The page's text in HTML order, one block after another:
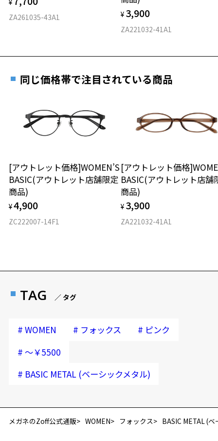
D 仕上がりの横幅：約131mm
フォックス
フロント素材：ステンレス
力測定をおすすめいたします。
安心3 かかり具合調整無料
す。
もっと見る
度数を測定のうえ、度付きレンズ（標準セットレンズ）へ無
お近くのZoff実店舗にて度数を測定いただけます（無料）。
その際は記入用紙をダウンロードしてお使いください。
ダウンロード
¥
ZA261035-43A1 ¥ 3,900
ZA221032-41A1
同じ価格帯で注目されている商品
[アウトレット価格]WOMEN’S
BASIC(アウトレット店舗限定
商品)
¥4,900
ZC222007-14F1
[アウトレット価格
BASIC(アウトレット店舗
商品)
¥ 3,900
ZA221032-41A1
TAG ／ タグ
# WOMEN # フォックス # ピンク
# ～￥5500
# BASIC METAL (ベーシックメタル)
メガネのZoff公式通販 WOMEN フォックス BASIC METAL (